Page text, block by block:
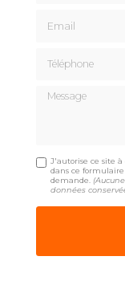
Message
J'autorise ce site
dans ce
demande.
données